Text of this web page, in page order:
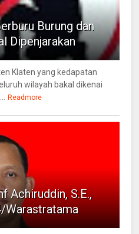
Burung dan
Dipenjarakan
Klaten yang kedapatan
wilayah bakal dikenai
Readmore
Achiruddin, S.E.,
Warastratama